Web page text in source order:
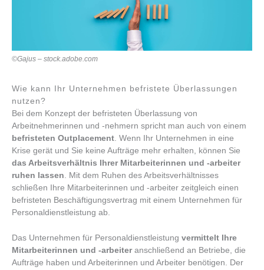
©Gajus – stock.adobe.com
Wie kann Ihr Unternehmen befristete Überlassungen
nutzen?
Bei dem Konzept der befristeten Überlassung von
Arbeitnehmerinnen und -nehmern spricht man auch von einem
befristeten Outplacement. Wenn Ihr Unternehmen in eine
Krise gerät und Sie keine Aufträge mehr erhalten, können Sie
das Arbeitsverhältnis Ihrer Mitarbeiterinnen und -arbeiter
ruhen lassen. Mit dem Ruhen des Arbeitsverhältnisses
schließen Ihre Mitarbeiterinnen und -arbeiter zeitgleich einen
befristeten Beschäftigungsvertrag mit einem Unternehmen für
Personaldienstleistung ab.
Das Unternehmen für Personaldienstleistung vermittelt Ihre
Mitarbeiterinnen und -arbeiteranschließend an Betriebe, die
Aufträge haben und Arbeiterinnen und Arbeiter benötigen. Der